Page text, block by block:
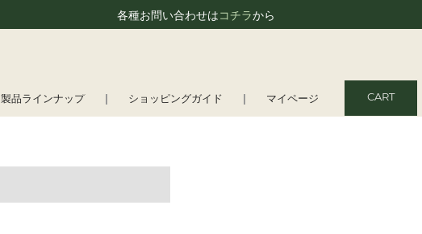
各種お問い合わせはコチラから
製品ラインナップ ショッピングガイド マイページ CART